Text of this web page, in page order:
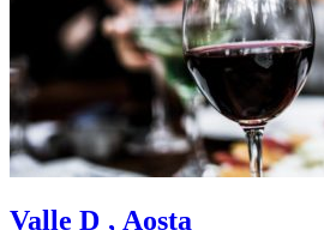
Valle D ‚ Aosta